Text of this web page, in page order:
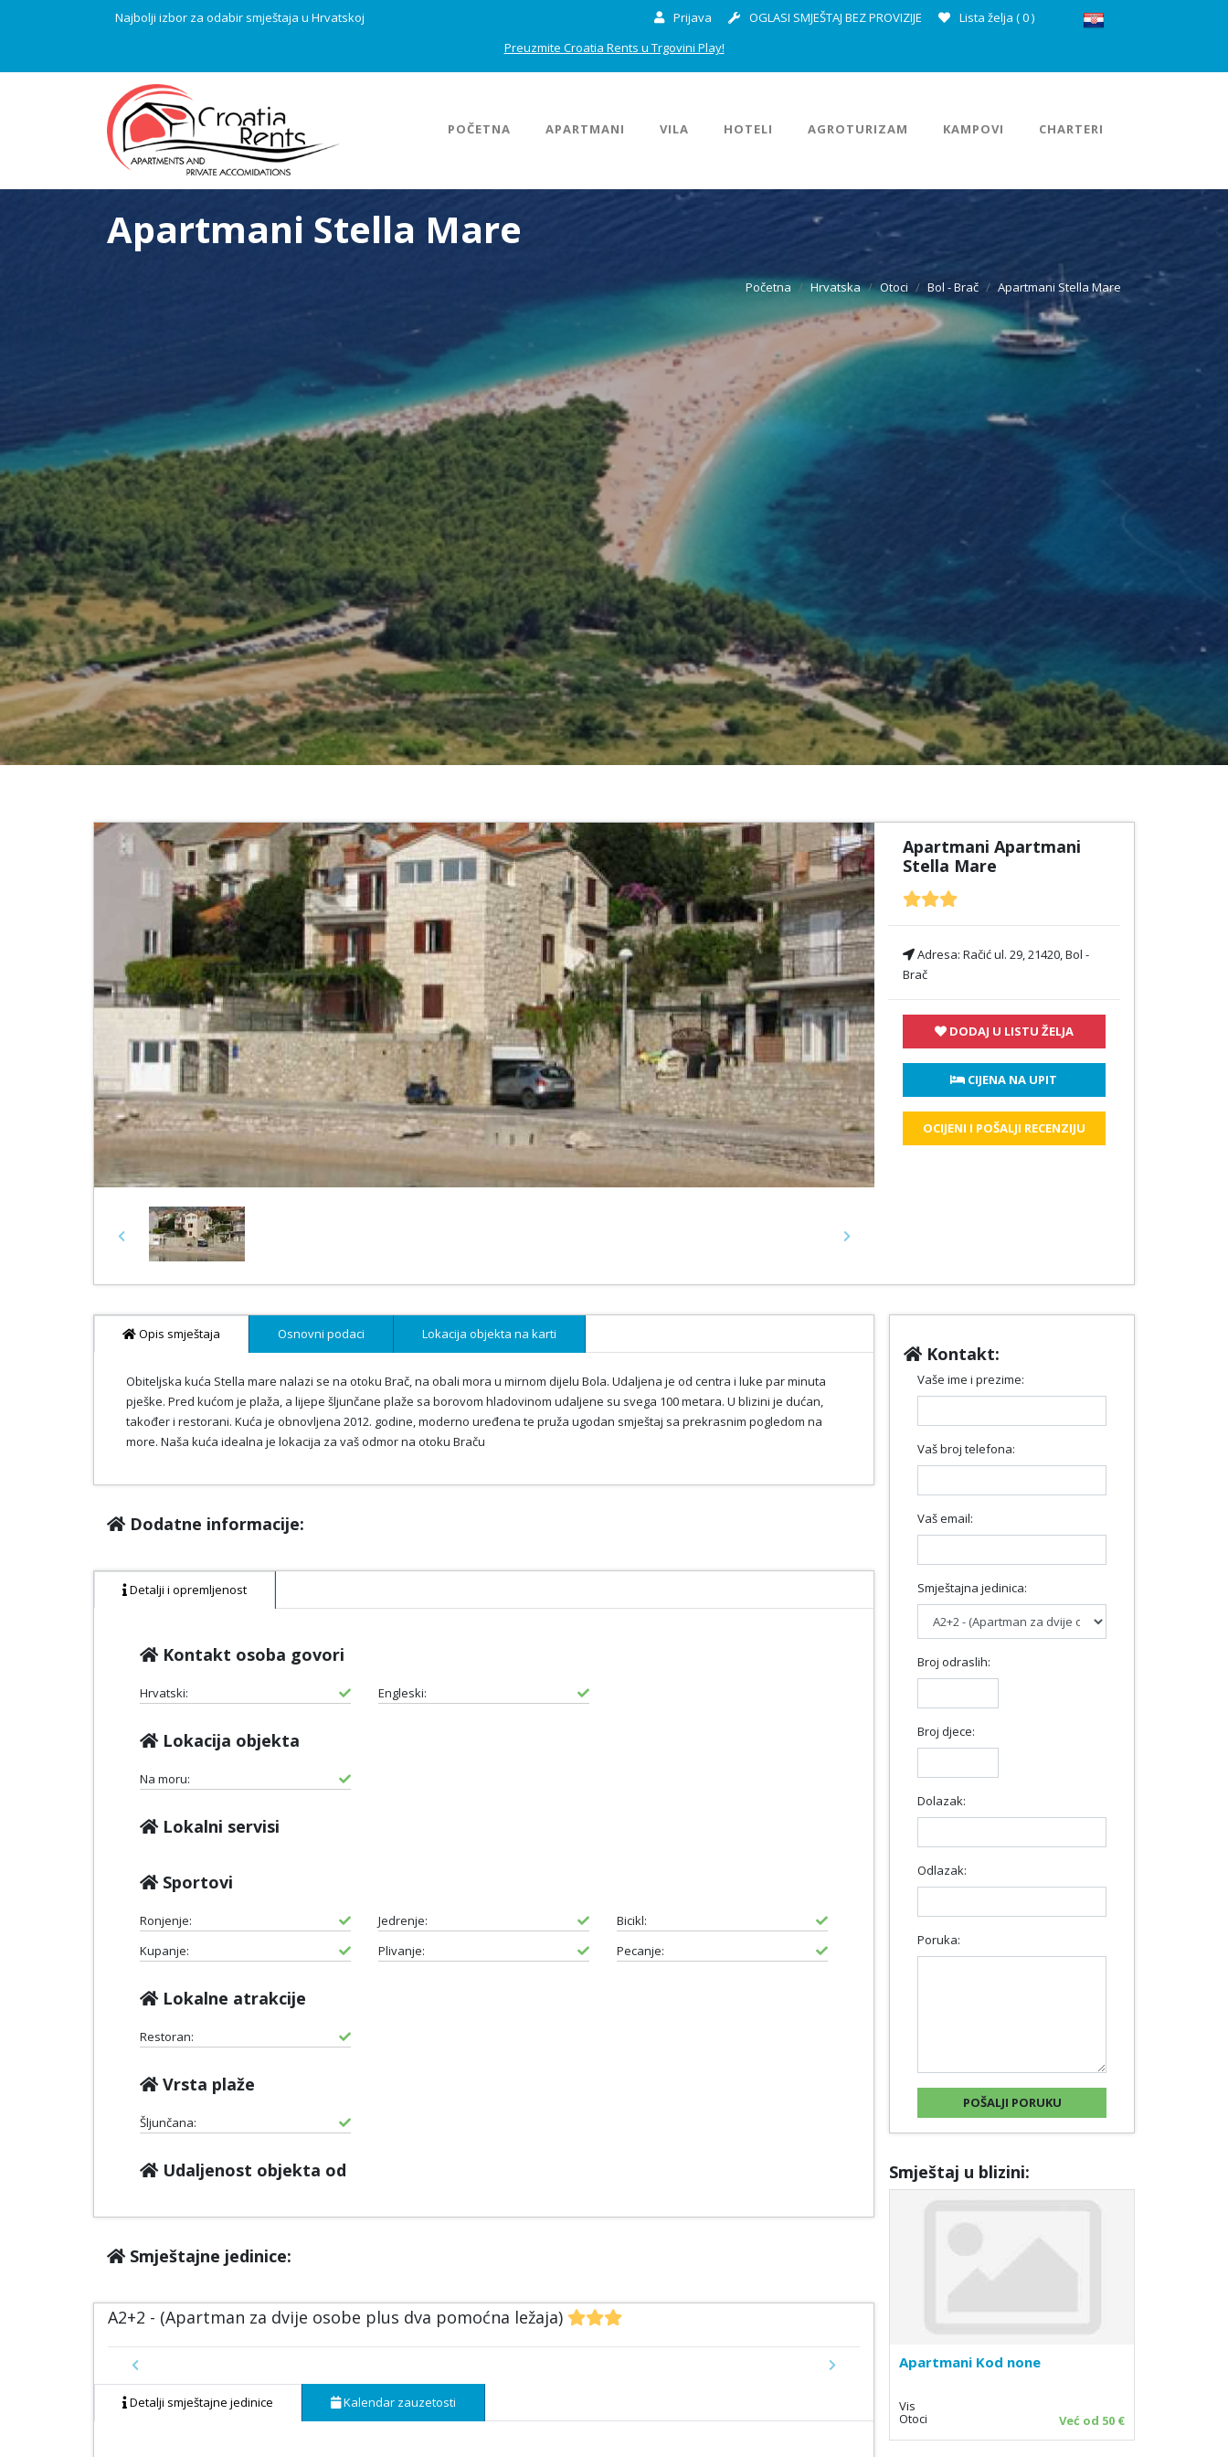
Najbolji izbor za odabir smještaja u Hrvatskoj Prijava OGLASI SMJEŠTAJ BEZ PROVIZIJE Lista želja (0)
Preuzmite Croatia Rents u Trgovini Play!
POČETNA APARTMANI VILA HOTELI AGROTURIZAM KAMPOVI CHARTERI
Apartmani Stella Mare
Početna Hrvatska Otoci Bol - Brač Apartmani Stella Mare
Previous Next
Apartmani Apartmani
Stella Mare
Adresa: Račić ul. 29, 21420, Bol -
Brač
DODAJ U LISTU ŽELJA
CIJENA NA UPIT
OCIJENI I POŠALJI RECENZIJU
Opis smještaja Osnovni podaci Lokacija objekta na karti
Obiteljska kuća Stella mare nalazi se na otoku Brač, na obali mora u mirnom dijelu Bola. Udaljena je od centra i luke par minuta
pješke. Pred kućom je plaža, a lijepe šljunčane plaže sa borovom hladovinom udaljene su svega 100 metara. U blizini je dućan,
također i restorani. Kuća je obnovljena 2012. godine, moderno uređena te pruža ugodan smještaj sa prekrasnim pogledom na
more. Naša kuća idealna je lokacija za vaš odmor na otoku Braču
Dodatne informacije:
Detalji i opremljenost
Kontakt osoba govori
Hrvatski: Engleski:
Lokacija objekta
Na moru:
Lokalni servisi
Sportovi
Ronjenje: Jedrenje:
Bicikl:
Kupanje:
Plivanje: Pecanje:
Lokalne atrakcije
Restoran:
Vrsta plaže
Šljunčana:
Udaljenost objekta od
Smještajne jedinice:
A2+2 - (Apartman za dvije osobe plus dva pomoćna ležaja)
Previous
Next
Detalji smještajne jedinice
Kalendar zauzetosti
Kontakt:
Vaše ime i prezime:
Vaš broj telefona:
Vaš email:
Smještajna jedinica:
Broj odraslih:
Broj djece:
Dolazak:
Odlazak:
Poruka:
Smještaj u blizini:
Apartmani Kod none
Vis
Otoci Već od 50 €